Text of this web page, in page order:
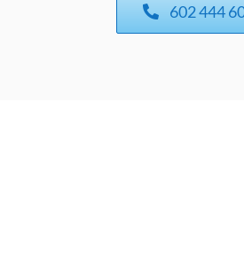
602 444